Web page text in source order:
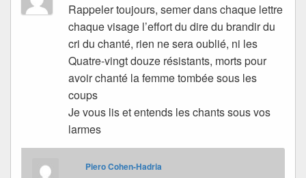
Rappeler toujours, semer dans chaque lettre
chaque visage l’effort du dire du brandir du
cri du chanté, rien ne sera oublié, ni les
Quatre-vingt douze résistants, morts pour
avoir chanté la femme tombée sous les
coups
Je vous lis et entends les chants sous vos
larmes
Piero Cohen-Hadria